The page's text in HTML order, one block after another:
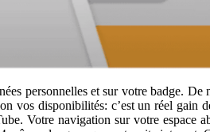
personnelles et sur votre badge.
vos disponibilités: c’est un réel gain
Votre navigation sur votre espace